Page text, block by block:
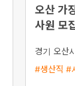
오산 가
사원 모
경기 오산
#생산직 #